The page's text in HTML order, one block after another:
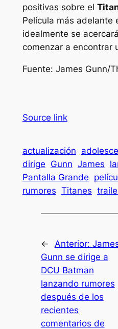
positivas sobre el
Película más adelante
idealmente se
comenzar a encontrar
Fuente: James Gunn/
Source link
actualización
dirige Gunn James
Pantalla Grande
rumores Titanes
← Anterior:
Gunn se dirige a
DCU Batman
lanzando rumores
después de los
recientes
comentarios de